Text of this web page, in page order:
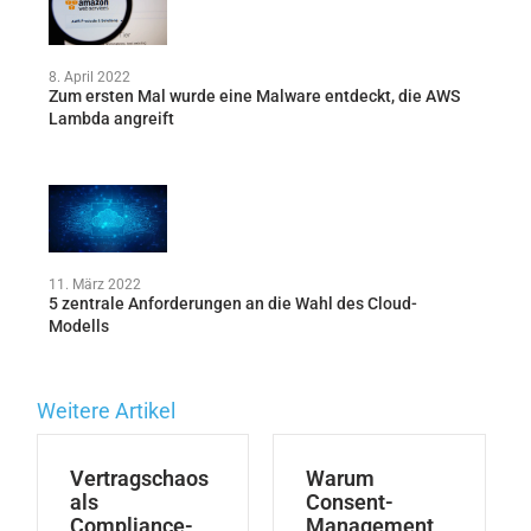
8. April 2022
Zum ersten Mal wurde eine Malware entdeckt, die AWS
Lambda angreift
11. März 2022
5 zentrale Anforderungen an die Wahl des Cloud-
Modells
Weitere Artikel
Vertragschaos
als
Warum
Consent-